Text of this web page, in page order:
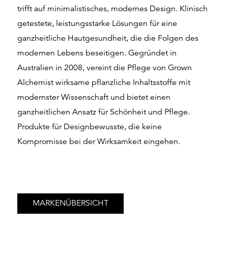
trifft auf minimalistisches, modernes Design. Klinisch
getestete, leistungsstarke Lösungen für eine
ganzheitliche Hautgesundheit, die die Folgen des
modernen Lebens beseitigen. Gegründet in
Australien in 2008, vereint die Pflege von Grown
Alchemist wirksame pflanzliche Inhaltsstoffe mit
modernster Wissenschaft und bietet einen
ganzheitlichen Ansatz für Schönheit und Pflege.
Produkte für Designbewusste, die keine
Kompromisse bei der Wirksamkeit eingehen.
MARKENÜBERSICHT